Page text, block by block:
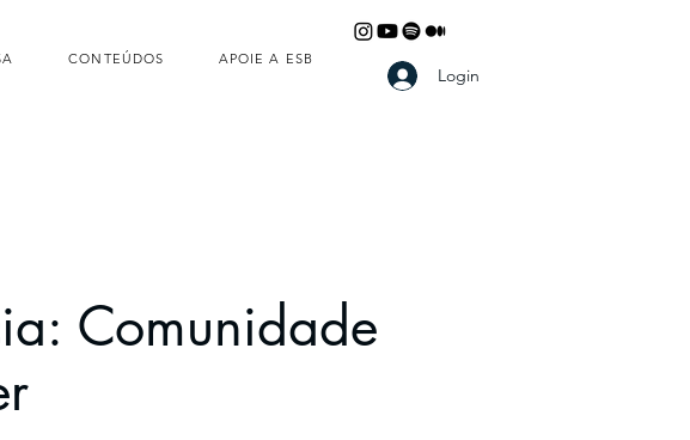
CONTEÚDOS APOIE A ESB
Login
Comunidade